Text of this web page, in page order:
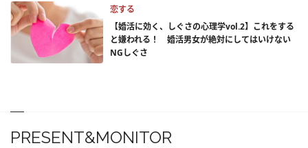
恋する
【婚活に効く、しぐさの心理学vol.2】これをする
と嫌われる！ 婚活男女が絶対にしてはいけない
NGしぐさ
PRESENT&MONITOR